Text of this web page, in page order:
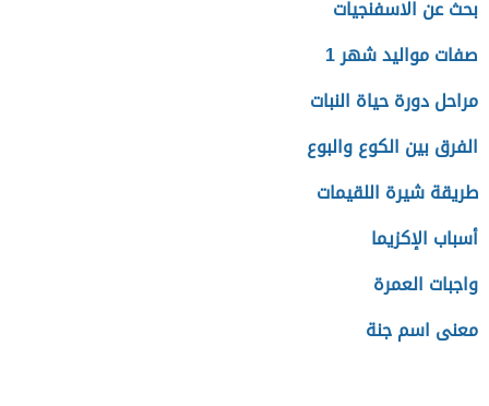
بحث عن الاسفنجيات
صفات مواليد شهر 1
مراحل دورة حياة النبات
الفرق بين الكوع والبوع
طريقة شيرة اللقيمات
أسباب الإكزيما
واجبات العمرة
معنى اسم جنة